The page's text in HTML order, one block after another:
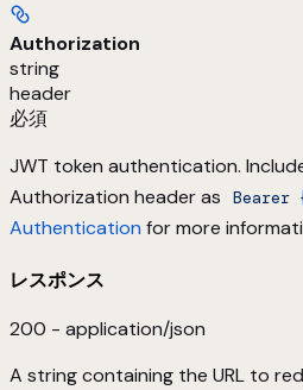
Authorization
string
header
必須
JWT token authentication.
Authorization header as
Bearer
Authentication for more
レスポンス
200 - application/json
A string containing the URL to